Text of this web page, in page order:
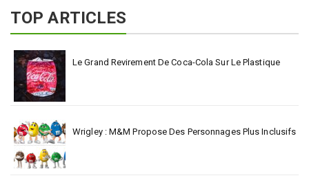
TOP ARTICLES
Le Grand Revirement De Coca-Cola Sur Le Plastique
Wrigley : M&M Propose Des Personnages Plus Inclusifs